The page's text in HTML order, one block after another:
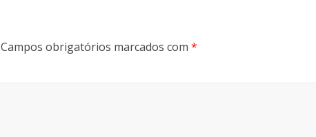
Campos obrigatórios marcados com *